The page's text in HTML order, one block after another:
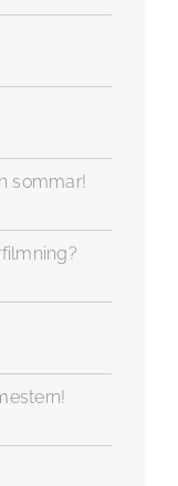
sommar!